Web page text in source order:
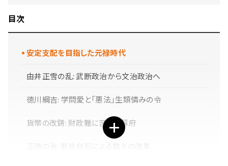
目次
安定支配を目指した元禄時代
由井正雪の乱: 武断政治から文治政治へ
徳川綱吉: 学問愛と「悪法」生類憐みの令
貨幣の改鋳: 財政難に苦しむ幕府